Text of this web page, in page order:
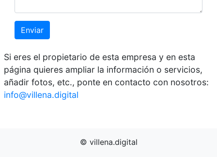
Enviar
Si eres el propietario de esta empresa y en esta
página quieres ampliar la información o servicios,
añadir fotos, etc., ponte en contacto con nosotros:
info@villena.digital
© villena.digital